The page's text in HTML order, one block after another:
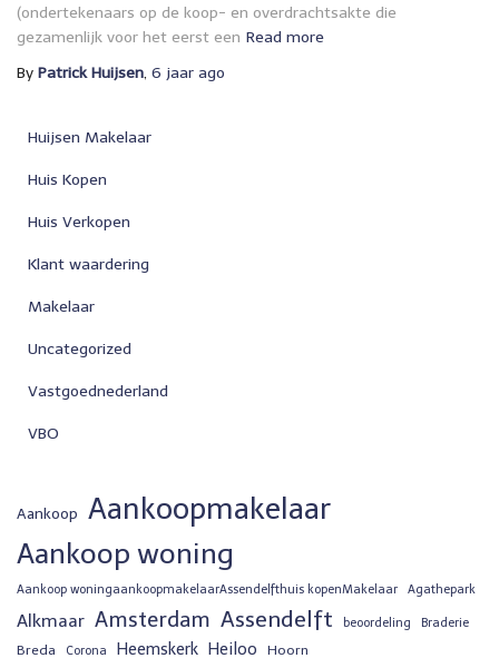
(ondertekenaars op de koop- en overdrachtsakte die
gezamenlijk voor het eerst een Read more
By Patrick Huijsen, 6 jaar ago
Huijsen Makelaar
Huis Kopen
Huis Verkopen
Klant waardering
Makelaar
Uncategorized
Vastgoednederland
VBO
Aankoop Aankoopmakelaar
Aankoop woning
Aankoop woningaankoopmakelaarAssendelfthuis kopenMakelaar Agathepark
Alkmaar Amsterdam Assendelft beoordeling Braderie
Breda Corona Heemskerk Heiloo Hoorn